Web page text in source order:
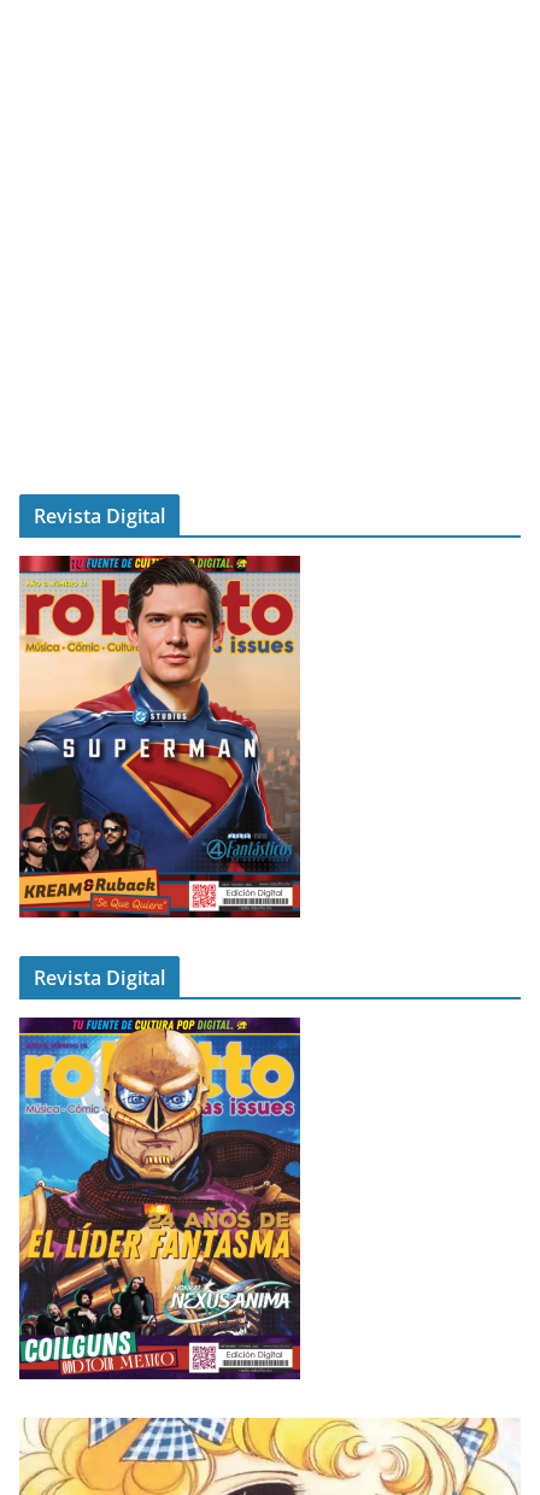
Revista Digital
Revista Digital